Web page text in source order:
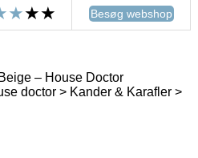
Besøg webshop
– House Doctor
doctor > Kander & Karafler >